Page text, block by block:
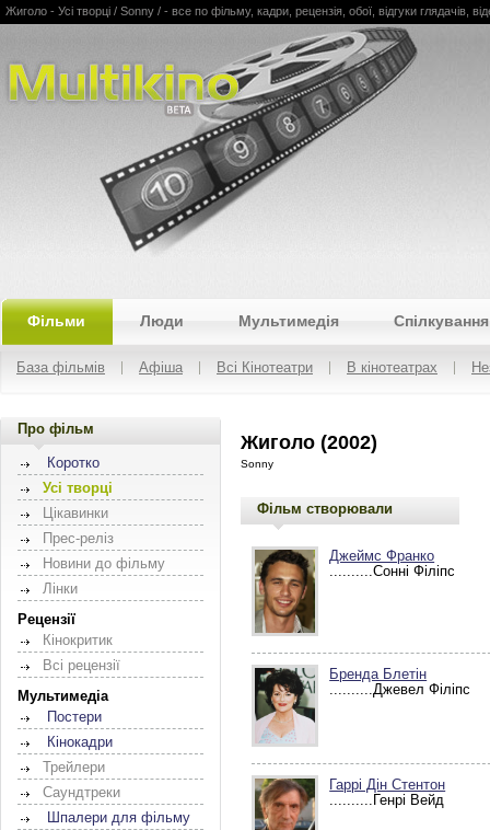
Multikino
Жиголо - Усі творці / Sonny / - все по фільму, кадри, рецензія, обої, відгуки глядачів,
Фільми Люди Мультимедія Спілкування
База фільмів Афіша Всі Кінотеатри В кінотеатрах
Про фільм
Коротко
Усі творці
Цікавинки
Прес-реліз
Новини до фільму
Лінки
Рецензії
Кінокритик
Всі рецензії
Мультимедіа
Постери
Кінокадри
Трейлери
Саундтреки
Шпалери для фільму
Жиголо (2002)
Sonny
Фільм створювали
Джеймс Франко
..........Сонні Філіпс
Бренда Блетін
..........Джевел Філіпс
Гаррі Дін Стентон
..........Генрі Вейд